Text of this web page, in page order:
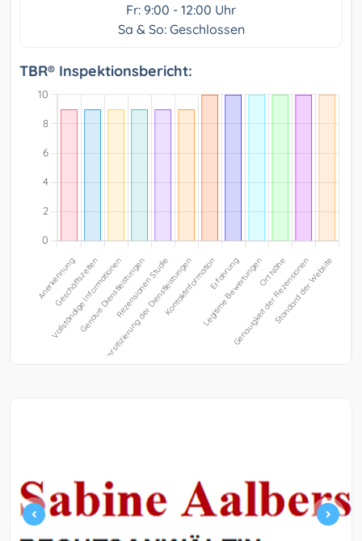
Fr: 9:00 - 12:00 Uhr
Sa & So: Geschlossen
TBR® Inspektionsbericht: